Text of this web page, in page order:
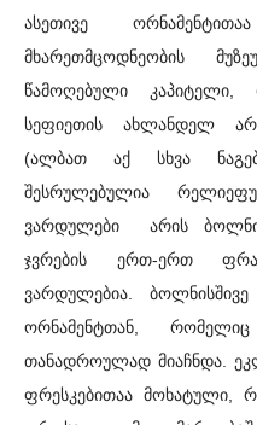
ასეთივე
მხარეთმცოდნეობის
წამოღებული კაპიტელი,
სეფიეთის ახლანდელ
(ალბათ აქ სხვა
შესრულებულია
ვარდულები არის
ჯვრების ერთ-ერთ
ვარდულებია.
ორნამენტთან,
თანადროულად მიაჩნდა.
ფრესკებითაა მოხატული,